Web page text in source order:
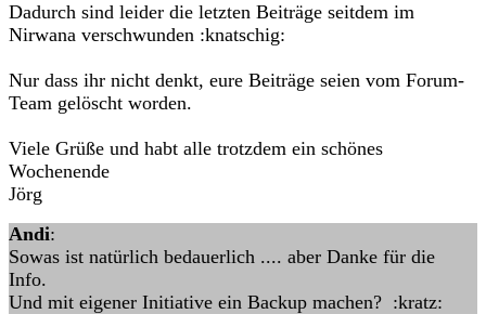
Dadurch sind leider die letzten Beiträge seitdem im
Nirwana verschwunden :knatschig:
Nur dass ihr nicht denkt, eure Beiträge seien vom Forum-
Team gelöscht worden.
Viele Grüße und habt alle trotzdem ein schönes
Wochenende
Jörg
Andi:
Sowas ist natürlich bedauerlich .... aber Danke für die
Info.
Und mit eigener Initiative ein Backup machen? :kratz: